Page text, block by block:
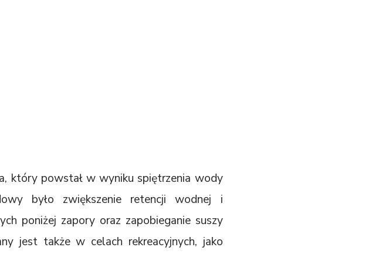
który powstał w wyniku spiętrzenia wody
było zwiększenie retencji wodnej i
poniżej zapory oraz zapobieganie suszy
jest także w celach rekreacyjnych, jako